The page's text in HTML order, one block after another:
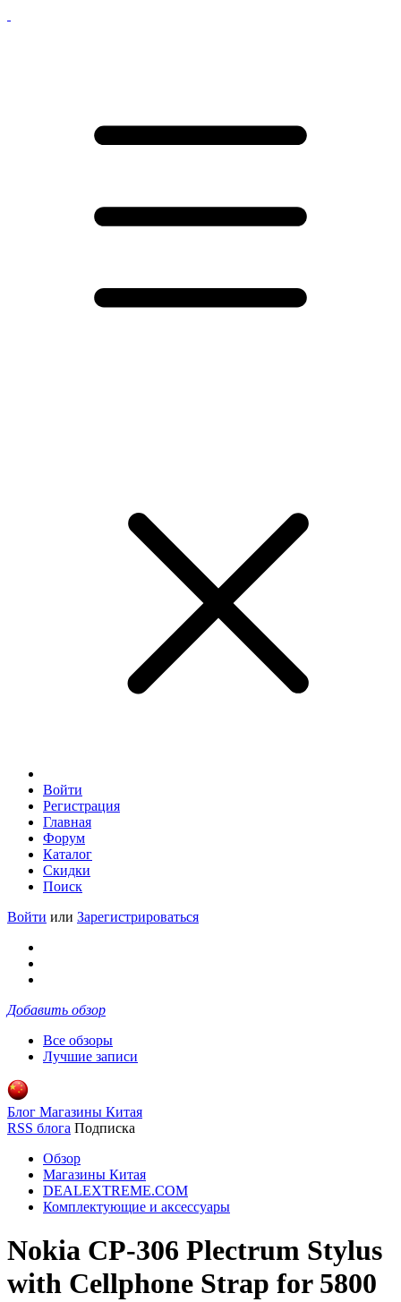
Войти
Регистрация
Главная
Форум
Каталог
Скидки
Поиск
Войти или Зарегистрироваться
Добавить обзор
Все обзоры
Лучшие записи
Блог Магазины Китая
RSS блога Подписка
Обзор
Магазины Китая
DEALEXTREME.COM
Комплектующие и аксессуары
Nokia CP-306 Plectrum Stylus
with Cellphone Strap for 5800